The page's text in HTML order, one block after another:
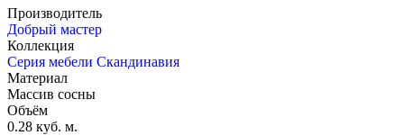
Производитель
Добрый мастер
Коллекция
Серия мебели Скандинавия
Материал
Массив сосны
Объём
0.28 куб. м.